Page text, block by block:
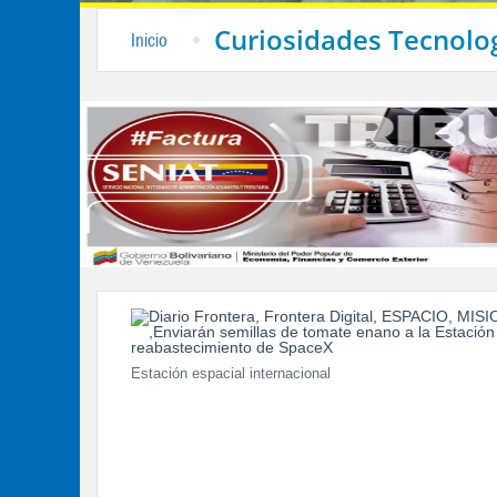
Inicio Curiosidades
Estación espacial internacional